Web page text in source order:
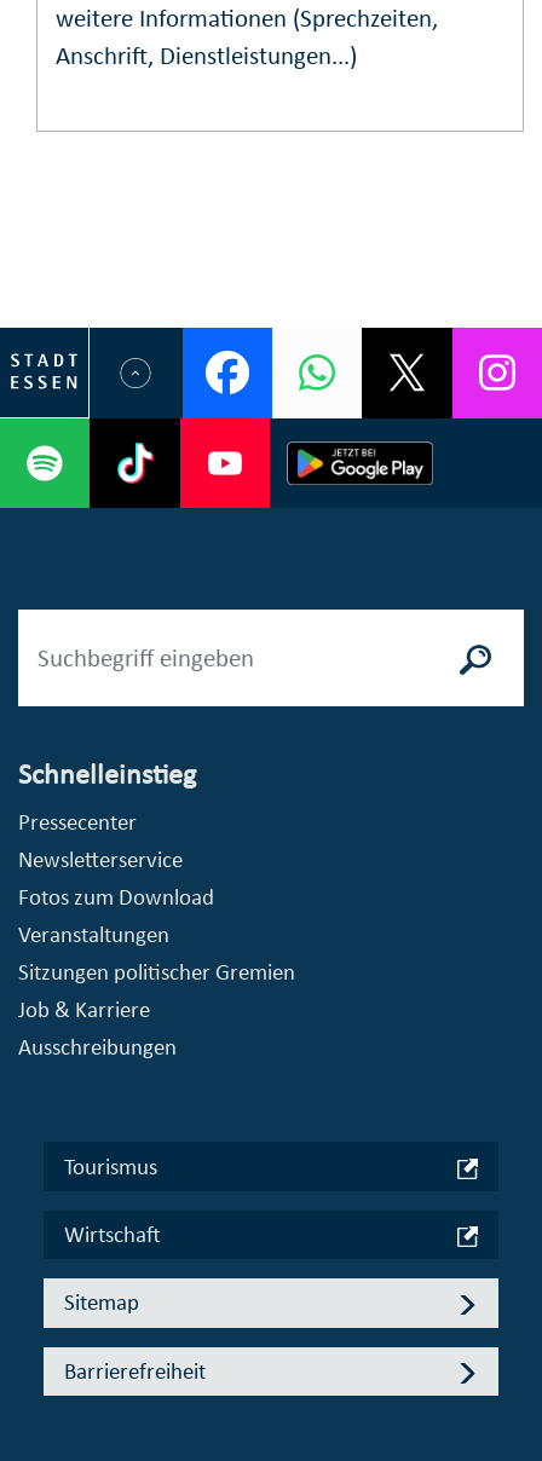
weitere Informationen (Sprechzeiten,
Anschrift, Dienstleistungen...)
Schnelleinstieg
Pressecenter
Newsletterservice
Fotos zum Download
Veranstaltungen
Sitzungen politischer Gremien
Job & Karriere
Ausschreibungen
Tourismus
Wirtschaft
Sitemap
Barrierefreiheit